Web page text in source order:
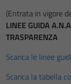
(Entrata in vigore
LINEE GUIDA
TRASPARENZA
Scarica le linee
Scarica la tabella